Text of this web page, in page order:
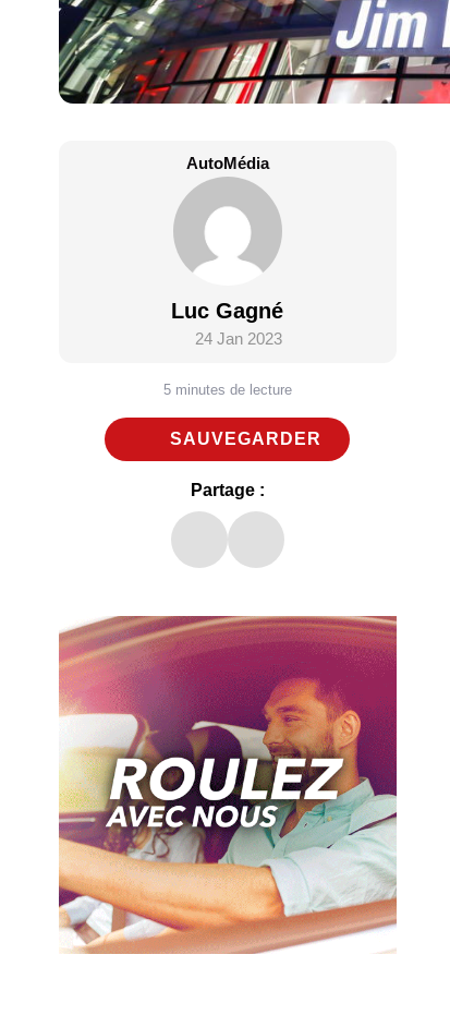
AutoMédia
Luc Gagné
24 Jan 2023
5 minutes de lecture
SAUVEGARDER
Partage :